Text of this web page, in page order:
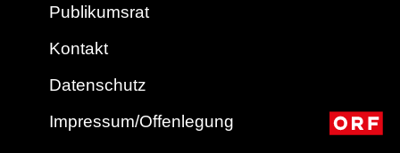
Label: self-released
Komponist/Komponistin: Jorga Mesfin
Titel: Tizita
Länge: 03:30 min
Publikumsrat
Kontakt
Datenschutz
Impressum/Offenlegung